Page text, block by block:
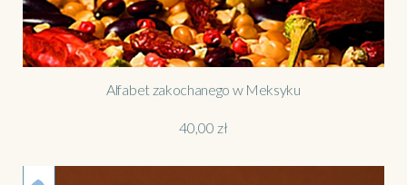
Alfabet zakochanego w Meksyku
40,00 zł